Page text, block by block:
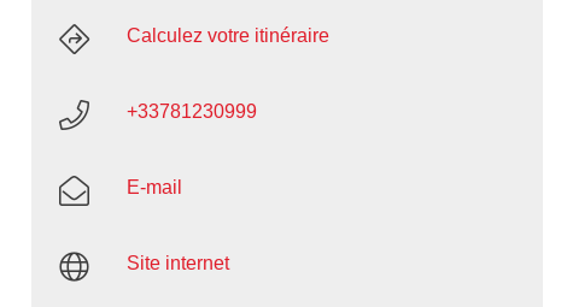
Calculez votre itinéraire
+33781230999
E-mail
Site internet